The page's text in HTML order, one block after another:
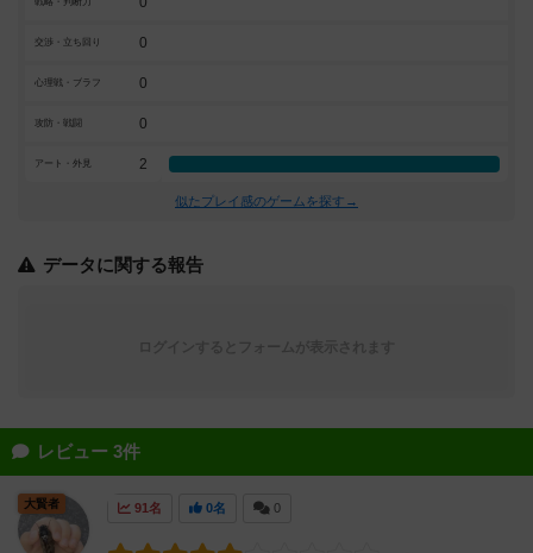
戦略・判断力
交渉・立ち回り 0
心理戦・ブラフ 0
攻防・戦闘 0
アート・外見 2
似たプレイ感のゲームを探す→
データに関する報告
レビュー 3件
91名 0名 0
大賢者